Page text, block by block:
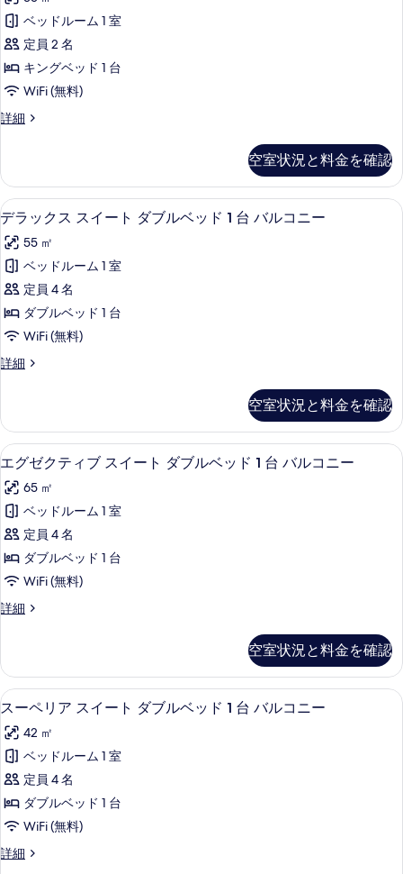
示
す
る
ベ
ッ
ド
1
台
ソ
ー
ベ
ッ
ド
付
き
の
す
べ
の
写
真
を
表
示
す
る
ム
キ
ン
グ
ベ
ッ
1
フ
ァ
ー
ベ
ッ
ド
付
き
詳
細
ク
テ
ィ
ブ
ル
ー
キ
ン
グ
ベ
ッ
ド
1
台
の
て
の
写
真
を
表
示
す
る
ベッドルーム 1 室
定員 2 名
キングベッド 1 台
WiFi (無料)
詳細
エ
テ
ィ
ブ
ー
ム
ン
グ
ベ
ッ
ド
詳
細
空室状況と料金を確認
デ
ラ
ッ
ク
ス
ス
イ
ー
ダ
ブ
ル
ベ
ッ
ド
1
台
バ
ニ
ー
の
す
べ
て
の
写
真
デラックス スイート ダブルベッド 1
12
デラックス スイート ダブルベッド 1 台 バルコニー
55 ㎡
ベッドルーム 1 室
定員 4 名
ダブルベッド 1 台
WiFi (無料)
詳細
デ
ス
ス
イ
ト
ダ
ル
ベ
ッ
ド
1
コ
ニ
ー
の
詳
細
空室状況と料金を確認
エ
グ
ゼ
ク
テ
ィ
ブ
ス
ー
ト
ダ
ブ
ル
ベ
ッ
ド
1
エグゼクティブ スイート ダブルベ
8
エグゼクティブ スイート ダブルベッド 1 台 バルコニー
65 ㎡
ベッドルーム 1 室
定員 4 名
ダブルベッド 1 台
WiFi (無料)
詳細
エ
テ
ィ
ブ
イ
ー
ダ
ブ
ル
ベ
ッ
空室状況と料金を確認
ス
ー
ペ
リ
ア
ス
イ
ー
スーペリア スイート ダブルベッド 1
9
スーペリア スイート ダブルベッド 1 台 バルコニー
42 ㎡
ベッドルーム 1 室
定員 4 名
ダブルベッド 1 台
WiFi (無料)
詳細
ス